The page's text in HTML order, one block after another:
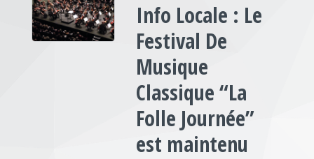
Info Locale : Le
Festival De
Musique
Classique “La
Folle Journée”
est maintenu